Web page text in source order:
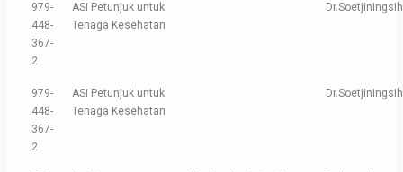
979-
448-
367-
2
ASI Petunjuk untuk
Tenaga Kesehatan
Dr.Soetjiningsih
979-
448-
367-
2
ASI Petunjuk untuk
Tenaga Kesehatan
Dr.Soetjiningsih